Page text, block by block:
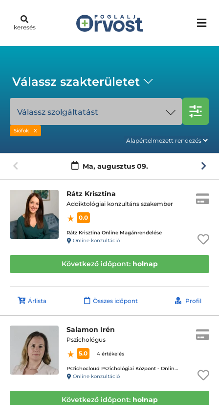
keresés
Válassz szakterületet
Válassz szolgáltatást
Siófok
Ma, augusztus 09.
Rátz Krisztina
Addiktológiai konzultáns szakember
0.0
Rátz Krisztina Online Magánrendelése
Online konzultáció
Következő időpont: holnap
Árlista Összes időpont Profil
Salamon Irén
Pszichológus
5.0
4 értékelés
Pszichocloud Pszichológiai Központ - Online ügyfélfogadás
Online konzultáció
Következő időpont: holnap